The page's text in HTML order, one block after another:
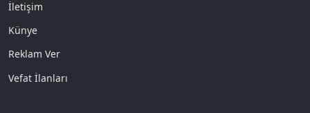
İletişim
Künye
Reklam Ver
Vefat İlanları